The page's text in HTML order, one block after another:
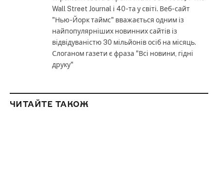
Wall Street Journal і 40-та у світі. Веб-сайт
"Нью-Йорк таймс" вважається одним із
найпопулярніших новинних сайтів із
відвідуваністю 30 мільйонів осіб на місяць.
Слоганом газети є фраза "Всі новини, гідні
друку"
ЧИТАЙТЕ ТАКОЖ